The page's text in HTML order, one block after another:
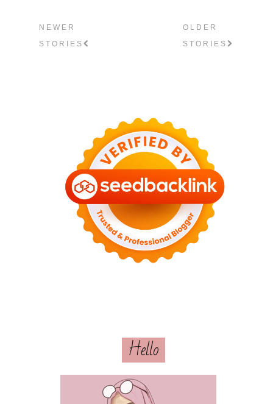
NEWER
STORIES
OLDER
STORIES
Hello